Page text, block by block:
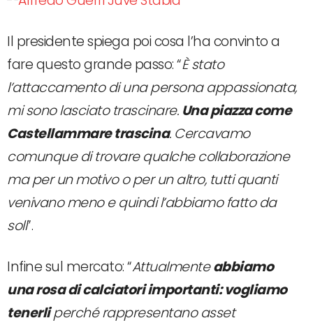
Il presidente spiega poi cosa l’ha convinto a
fare questo grande passo: “È stato
l’attaccamento di una persona appassionata,
mi sono lasciato trascinare. Una piazza come
Castellammare trascina. Cercavamo
comunque di trovare qualche collaborazione
ma per un motivo o per un altro, tutti quanti
venivano meno e quindi l’abbiamo fatto da
soli”.
Infine sul mercato: “Attualmenteabbiamo
una rosa di calciatori importanti: vogliamo
tenerliperché rappresentano asset